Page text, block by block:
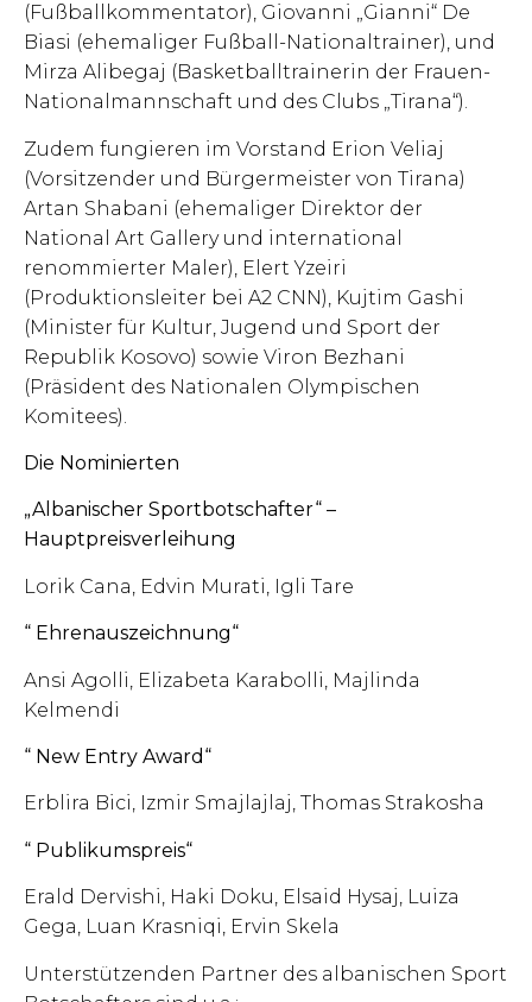
(Fußballkommentator), Giovanni „Gianni“ De
Biasi (ehemaliger Fußball-Nationaltrainer), und
Mirza Alibegaj (Basketballtrainerin der Frauen-
Nationalmannschaft und des Clubs „Tirana“).
Zudem fungieren im Vorstand Erion Veliaj
(Vorsitzender und Bürgermeister von Tirana)
Artan Shabani (ehemaliger Direktor der
National Art Gallery und international
renommierter Maler), Elert Yzeiri
(Produktionsleiter bei A2 CNN), Kujtim Gashi
(Minister für Kultur, Jugend und Sport der
Republik Kosovo) sowie Viron Bezhani
(Präsident des Nationalen Olympischen
Komitees).
Die Nominierten
„Albanischer Sportbotschafter“ –
Hauptpreisverleihung
Lorik Cana, Edvin Murati, Igli Tare
“ Ehrenauszeichnung“
Ansi Agolli, Elizabeta Karabolli, Majlinda
Kelmendi
“ New Entry Award“
Erblira Bici, Izmir Smajlajlaj, Thomas Strakosha
“ Publikumspreis“
Erald Dervishi, Haki Doku, Elsaid Hysaj, Luiza
Gega, Luan Krasniqi, Ervin Skela
Unterstützenden Partner des albanischen Sport